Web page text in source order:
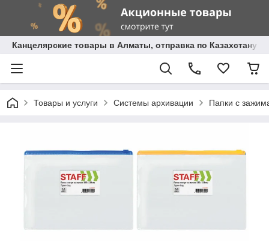
Канцелярские товары в Алматы, отправка по Казахстану.
Товары и услуги Системы архивации Папки с